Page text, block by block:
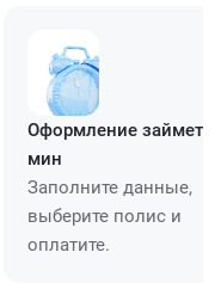
Оформление займет
мин
Заполните данные,
выберите полис и
оплатите.